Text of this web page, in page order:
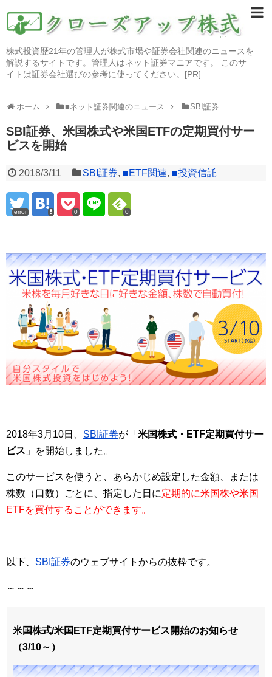
株式投資歴21年の管理人が株式市場や証券会社関連のニュースを
解説するサイトです。管理人はネット証券マニアです。 このサ
イトは証券会社選びの参考に使ってください。[PR]
ホーム ■ネット証券関連のニュース SBI証券
SBI証券、米国株式や米国ETFの定期買付サー
ビスを開始
2018/3/11 SBI証券, ■ETF関連, ■投資信託
error 0 0
2018年3月10日、 SBI証券が「 米国株式・ETF定期買付サー
ビス 」を開始しました。
このサービスを使うと、あらかじめ設定した金額、または
株数（口数）ごとに、指定した日に定期的に米国株や米国
ETFを買付することができます。
以下、 SBI証券のウェブサイトからの抜粋です。
～～～
米国株式/米国ETF定期買付サービス開始のお知らせ
（3/10～）